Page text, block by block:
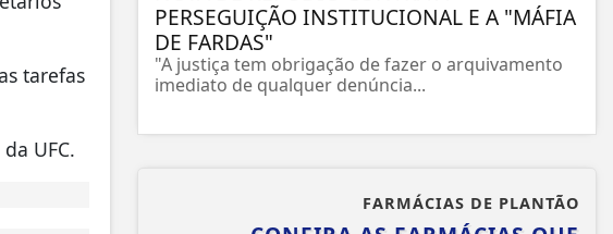
tarefas
UFC.
PERSEGUIÇÃO INSTITUCIONAL E A "MÁFIA
DE FARDAS"
"A justiça tem obrigação de fazer o arquivamento
imediato de qualquer denúncia...
FARMÁCIAS DE PLANTÃO